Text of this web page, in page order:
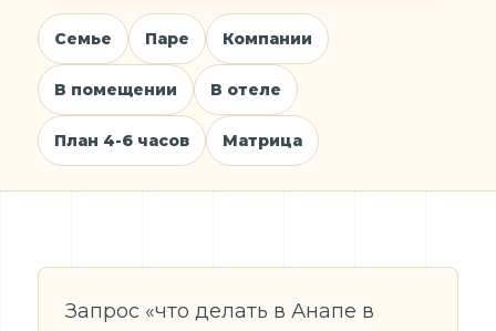
Семье Паре Компании
В помещении В отеле
План 4-6 часов Матрица
Запрос «что делать в Анапе в